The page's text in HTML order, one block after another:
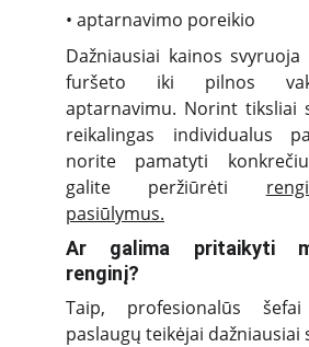
• aptarnavimo poreikio
Dažniausiai kainos
furšeto iki pilnos
aptarnavimu. Norint tiksliai
reikalingas individualus
norite pamatyti
galite peržiūrėti
pasiūlymus.
Ar galima pritaikyti
renginį?
Taip, profesionalūs
paslaugų teikėjai dažniausiai